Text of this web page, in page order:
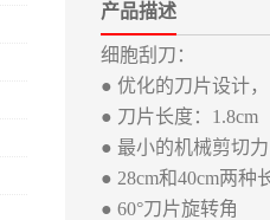
产品描述
细胞刮刀：
● 优化的刀片设计
● 刀片长度：1.8cm
● 最小的机械剪切力
● 28cm和40cm两种
● 60°刀片旋转角